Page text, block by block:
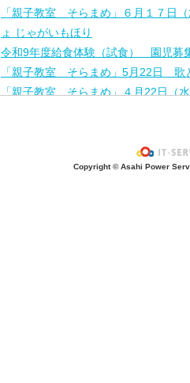
「親子教室 そらまめ」６月１７日
ょ じゃがいもほり
令和9年度給食体験（試食） 園児
「親子教室 そらまめ」5月22日 歌
「親子教室 そらまめ」４月22日（
「AKIRAボーイとタヌキチ君」のデ
回地域交流交流）Copyright © Asahi Power